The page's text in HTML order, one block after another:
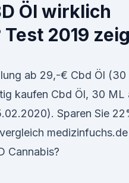
Öl wirklich
2019
ab 29,-€ Cbd Öl (30
kaufen Cbd Öl, 30 ML
Sparen Sie
medizinfuchs.de
Cannabis?